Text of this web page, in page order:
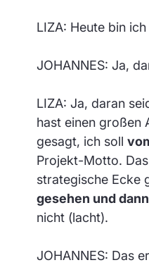
LIZA: Heute bin
JOHANNES: Ja,
LIZA: Ja, daran
hast einen großen
gesagt, ich soll
Projekt-Motto.
strategische Ecke
gesehen und
nicht (lacht).
JOHANNES: Das